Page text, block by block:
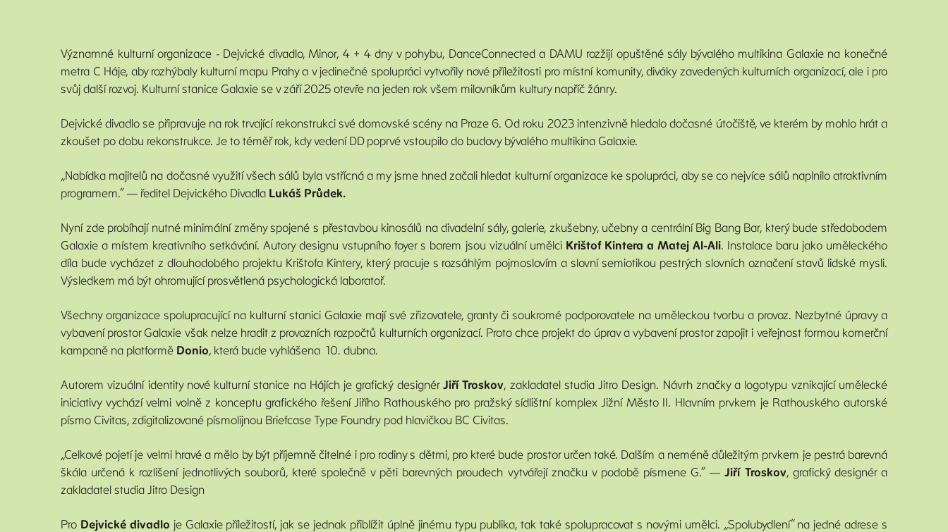
Významné kulturní organizace - Dejvické divadlo, Minor, 4 + 4 dny v pohybu, DanceConnected a DAMU rozžijí opuštěné sály bývalého multikina Galaxie na konečné
metra C Háje, aby rozhýbaly kulturní mapu Prahy a v jedinečné spolupráci vytvořily nové příležitosti pro místní komunity, diváky zavedených kulturních organizací, ale i pro
svůj další rozvoj. Kulturní stanice Galaxie se v září 2025 otevře na jeden rok všem milovníkům kultury napříč žánry.
Dejvické divadlo se připravuje na rok trvající rekonstrukci své domovské scény na Praze 6. Od roku 2023 intenzivně hledalo dočasné útočiště, ve kterém by mohlo hrát a
zkoušet po dobu rekonstrukce. Je to téměř rok, kdy vedení DD poprvé vstoupilo do budovy bývalého multikina Galaxie.
„Nabídka majitelů na dočasné využití všech sálů byla vstřícná a my jsme hned začali hledat kulturní organizace ke spolupráci, aby se co nejvíce sálů naplnilo atraktivním
programem.“ — ředitel Dejvického Divadla Lukáš Průdek.
Nyní zde probíhají nutné minimální změny spojené s přestavbou kinosálů na divadelní sály, galerie, zkušebny, učebny a centrální Big Bang Bar, který bude středobodem
Galaxie a místem kreativního setkávání. Autory designu vstupního foyer s barem jsou vizuální umělci Krištof Kintera a Matej Al-Ali. Instalace baru jako uměleckého
díla bude vycházet z dlouhodobého projektu Krištofa Kintery, který pracuje s rozsáhlým pojmoslovím a slovní semiotikou pestrých slovních označení stavů lidské mysli.
Výsledkem má být ohromující prosvětlená psychologická laboratoř.
Všechny organizace spolupracující na kulturní stanici Galaxie mají své zřizovatele, granty či soukromé podporovatele na uměleckou tvorbu a provoz. Nezbytné úpravy a
vybavení prostor Galaxie však nelze hradit z provozních rozpočtů kulturních organizací. Proto chce projekt do úprav a vybavení prostor zapojit i veřejnost formou komerční
kampaně na platformě Donio, která bude vyhlášena 10. dubna.
Autorem vizuální identity nové kulturní stanice na Hájích je grafický designér Jiří Troskov, zakladatel studia Jitro Design. Návrh značky a logotypu vznikající umělecké
iniciativy vychází velmi volně z konceptu grafického řešení Jiřího Rathouského pro pražský sídlištní komplex Jižní Město II. Hlavním prvkem je Rathouského autorské
písmo Civitas, zdigitalizované písmolijnou Briefcase Type Foundry pod hlavičkou BC Civitas.
„Celkové pojetí je velmi hravé a mělo by být příjemně čitelné i pro rodiny s dětmi, pro které bude prostor určen také. Dalším a neméně důležitým prvkem je pestrá barevná
škála určená k rozlišení jednotlivých souborů, které společně v pěti barevných proudech vytvářejí značku v podobě písmene G.“ —Jiří Troskov, grafický designér a
zakladatel studia Jitro Design
Pro Dejvické divadlo je Galaxie příležitostí, jak se jednak přiblížit úplně jinému typu publika, tak také spolupracovat s novými umělci. „Spolubydlení“ na jedné adrese s